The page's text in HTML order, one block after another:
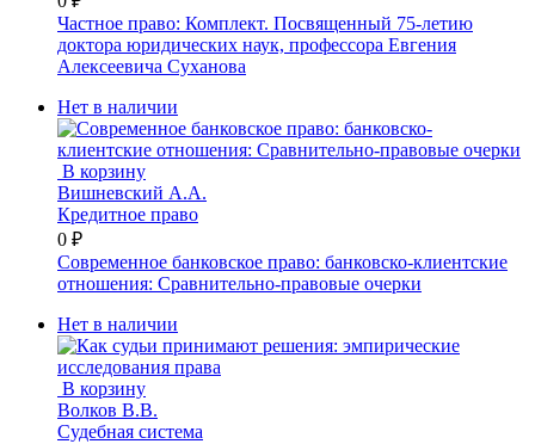
Частное право: Комплект. Посвященный 75-летию
доктора юридических наук, профессора Евгения
Алексеевича Суханова
Нет в наличии
В корзину
Вишневский А.А.
Кредитное право
0 ₽
Современное банковское право: банковско-клиентские
отношения: Сравнительно-правовые очерки
Нет в наличии
В корзину
Волков В.В.
Судебная система